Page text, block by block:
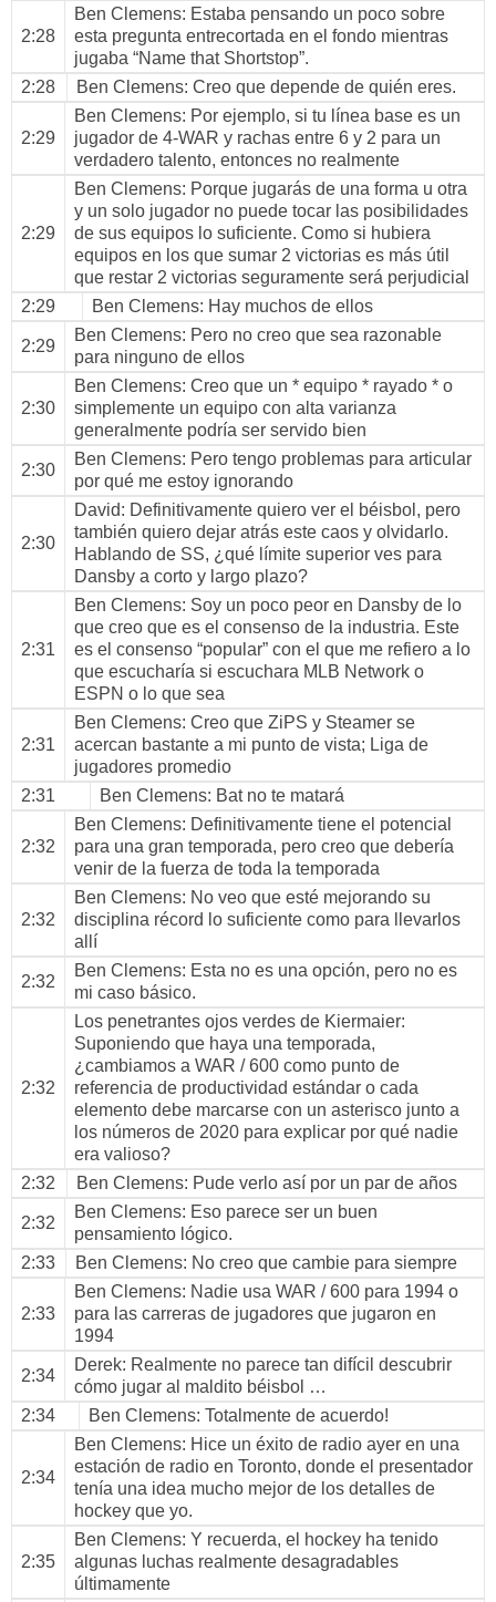
2:28
Ben Clemens: Estaba pensando un poco sobre
esta pregunta entrecortada en el fondo mientras
jugaba “Name that Shortstop”.
2:28
Ben Clemens: Creo que depende de quién eres.
2:29
Ben Clemens: Por ejemplo, si tu línea base es un
jugador de 4-WAR y rachas entre 6 y 2 para un
verdadero talento, entonces no realmente
2:29
Ben Clemens: Porque jugarás de una forma u otra
y un solo jugador no puede tocar las posibilidades
de sus equipos lo suficiente. Como si hubiera
equipos en los que sumar 2 victorias es más útil
que restar 2 victorias seguramente será perjudicial
2:29
Ben Clemens: Hay muchos de ellos
2:29
Ben Clemens: Pero no creo que sea razonable
para ninguno de ellos
2:30
Ben Clemens: Creo que un * equipo * rayado * o
simplemente un equipo con alta varianza
generalmente podría ser servido bien
2:30
Ben Clemens: Pero tengo problemas para articular
por qué me estoy ignorando
2:30
David: Definitivamente quiero ver el béisbol, pero
también quiero dejar atrás este caos y olvidarlo.
Hablando de SS, ¿qué límite superior ves para
Dansby a corto y largo plazo?
2:31
Ben Clemens: Soy un poco peor en Dansby de lo
que creo que es el consenso de la industria. Este
es el consenso “popular” con el que me refiero a lo
que escucharía si escuchara MLB Network o
ESPN o lo que sea
2:31
Ben Clemens: Creo que ZiPS y Steamer se
acercan bastante a mi punto de vista; Liga de
jugadores promedio
2:31
Ben Clemens: Bat no te matará
2:32
Ben Clemens: Definitivamente tiene el potencial
para una gran temporada, pero creo que debería
venir de la fuerza de toda la temporada
2:32
Ben Clemens: No veo que esté mejorando su
disciplina récord lo suficiente como para llevarlos
allí
2:32
Ben Clemens: Esta no es una opción, pero no es
mi caso básico.
2:32
Los penetrantes ojos verdes de Kiermaier:
Suponiendo que haya una temporada,
¿cambiamos a WAR / 600 como punto de
referencia de productividad estándar o cada
elemento debe marcarse con un asterisco junto a
los números de 2020 para explicar por qué nadie
era valioso?
2:32
Ben Clemens: Pude verlo así por un par de años
2:32
Ben Clemens: Eso parece ser un buen
pensamiento lógico.
2:33
Ben Clemens: No creo que cambie para siempre
2:33
Ben Clemens: Nadie usa WAR / 600 para 1994 o
para las carreras de jugadores que jugaron en
1994
2:34
Derek: Realmente no parece tan difícil descubrir
cómo jugar al maldito béisbol …
2:34
Ben Clemens: Totalmente de acuerdo!
2:34
Ben Clemens: Hice un éxito de radio ayer en una
estación de radio en Toronto, donde el presentador
tenía una idea mucho mejor de los detalles de
hockey que yo.
2:35
Ben Clemens: Y recuerda, el hockey ha tenido
algunas luchas realmente desagradables
últimamente